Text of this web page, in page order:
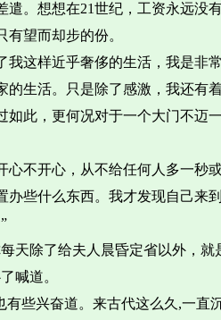
遣。想想在21世纪，工资永远
望而却步的份。
我这样近乎奢侈的生活，我是
的生活。只是除了感激，我还
如此，更何况对于一个大门不
心不开心，从不给任何人多一
些什么东西。我才发现自己来
天除了给夫人晨昏定省以外，
喊道。
些兴奋道。来古代这么久,一直